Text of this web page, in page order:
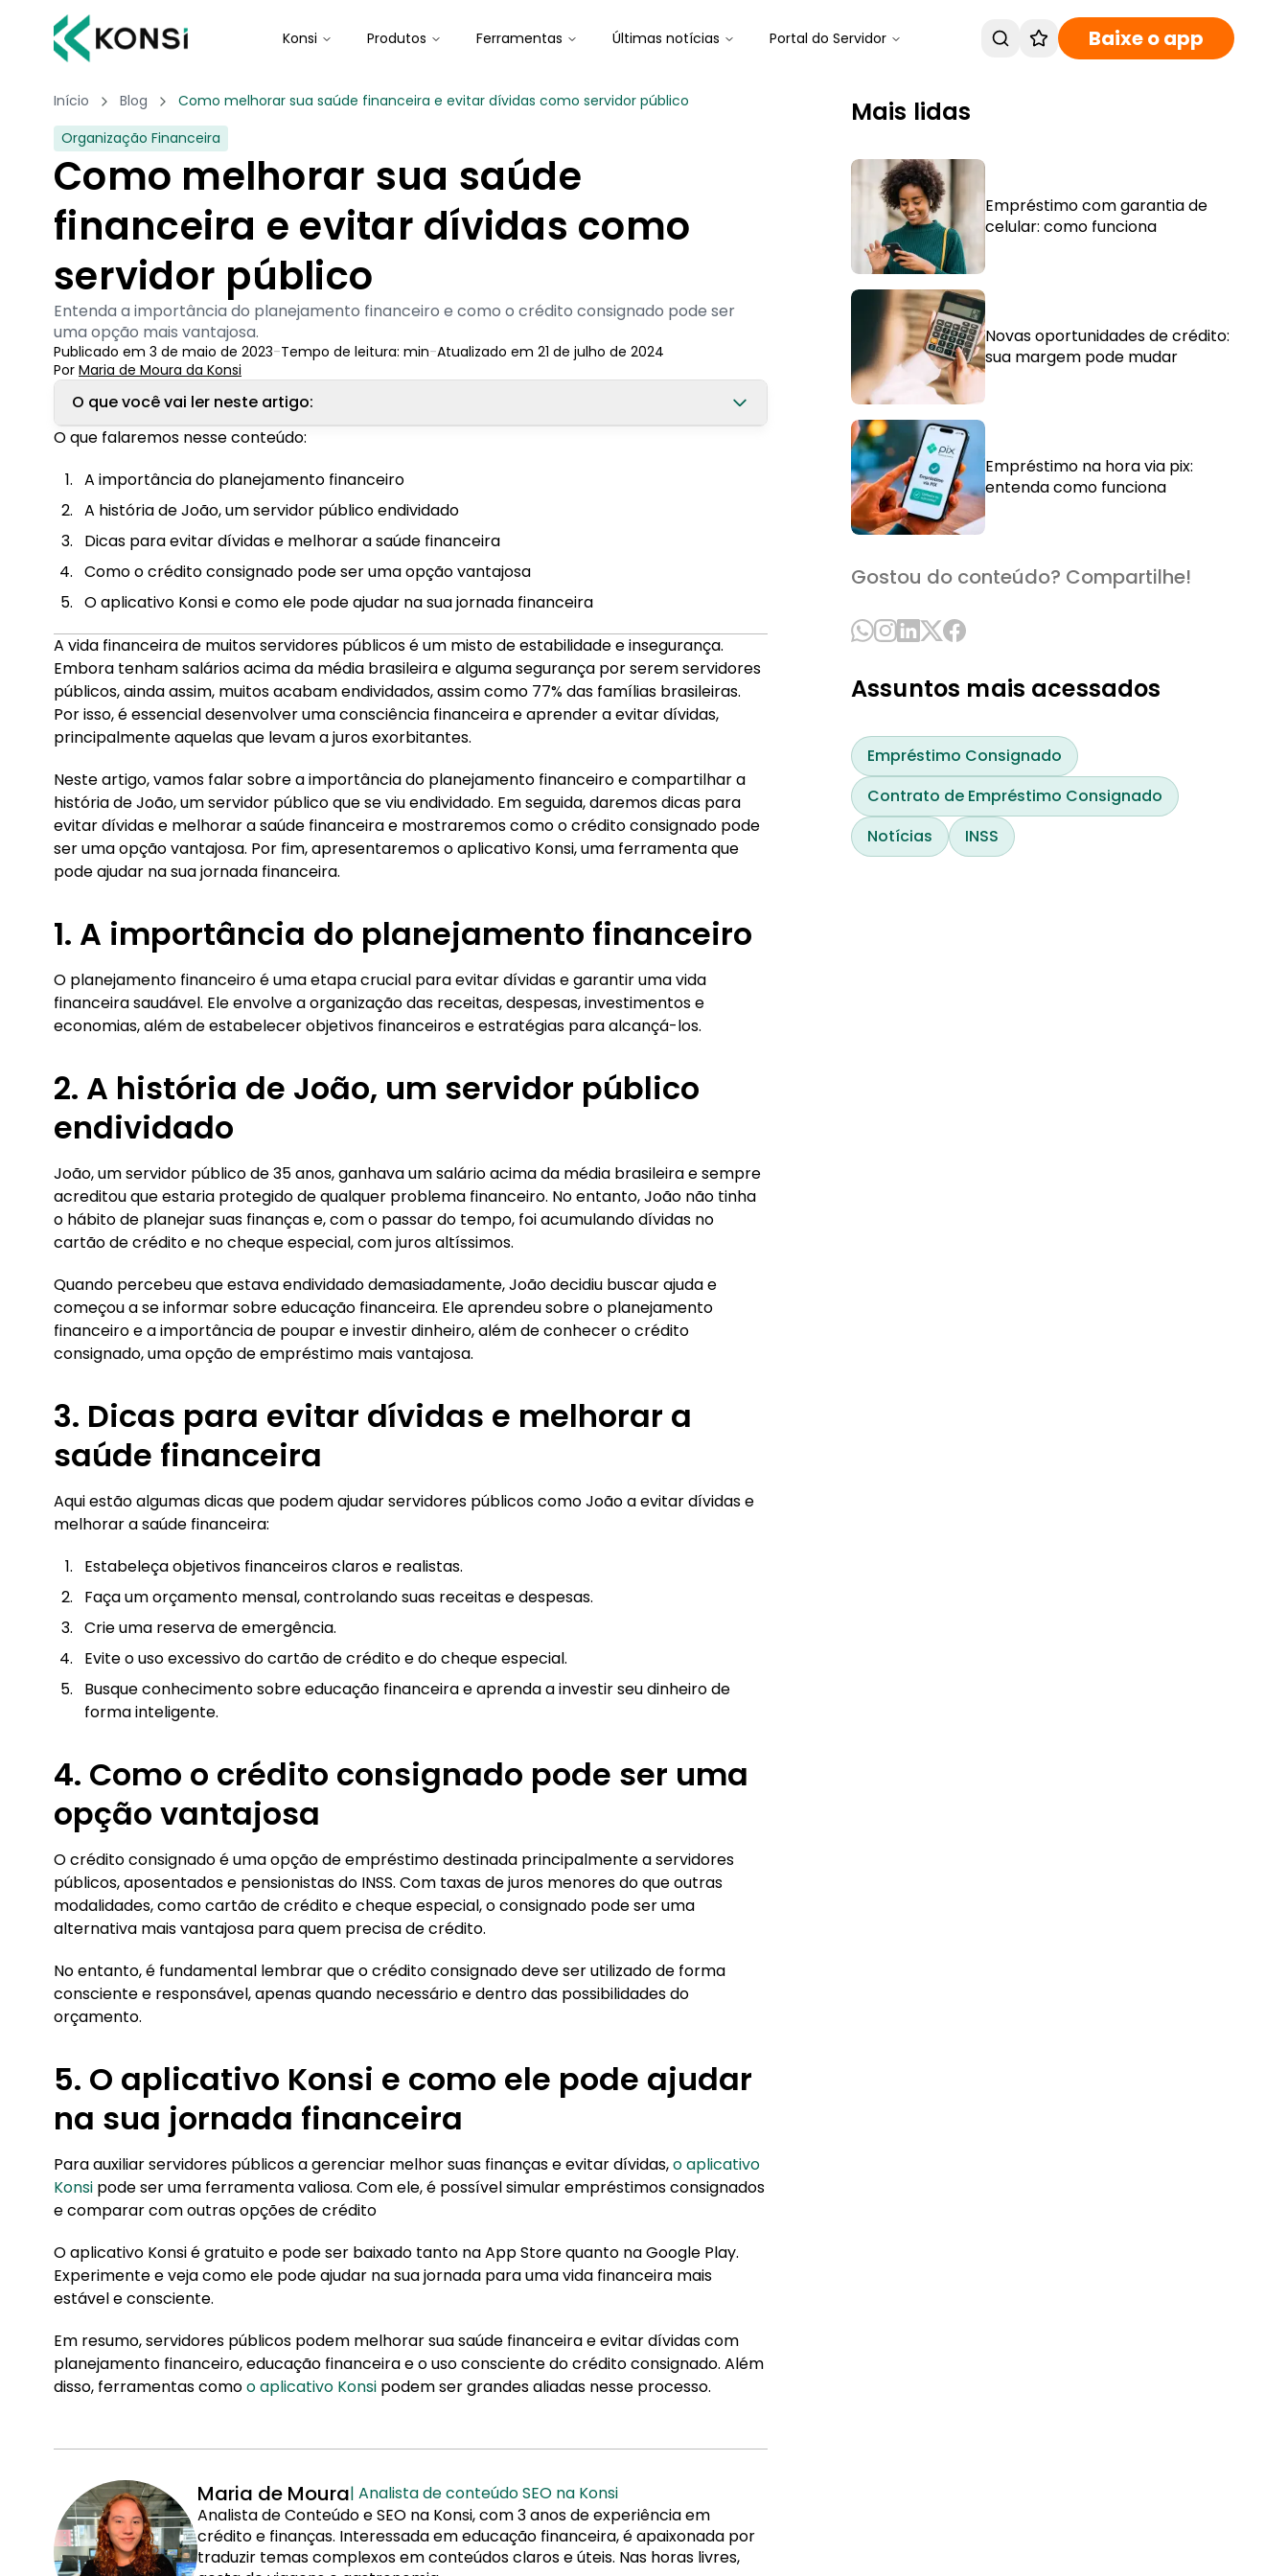
Konsi Produtos Ferramentas Últimas notícias Portal do Servidor Baixe o app
Início Blog
Como melhorar sua saúde financeira e evitar dívidas como servidor público
Organização Financeira
Como melhorar sua saúde
financeira e evitar dívidas como
servidor público
Entenda a importância do planejamento financeiro e como o crédito consignado pode ser
uma opção mais vantajosa.
Publicado em 3 de maio de 2023-Tempo de leitura: min-Atualizado em 21 de julho de 2024
Por Maria de Moura da Konsi
O que você vai ler neste artigo:
1. 1. A importância do planejamento financeiro
2. 2. A história de João, um servidor público endividado
3. 3. Dicas para evitar dívidas e melhorar a saúde financeira
4. 4. Como o crédito consignado pode ser uma opção vantajosa
5. 5. O aplicativo Konsi e como ele pode ajudar na sua jornada financeira
O que falaremos nesse conteúdo:
A importância do planejamento financeiro
A história de João, um servidor público endividado
Dicas para evitar dívidas e melhorar a saúde financeira
Como o crédito consignado pode ser uma opção vantajosa
O aplicativo Konsi e como ele pode ajudar na sua jornada financeira
A vida financeira de muitos servidores públicos é um misto de estabilidade e insegurança.
Embora tenham salários acima da média brasileira e alguma segurança por serem servidores
públicos, ainda assim, muitos acabam endividados, assim como 77% das famílias brasileiras.
Por isso, é essencial desenvolver uma consciência financeira e aprender a evitar dívidas,
principalmente aquelas que levam a juros exorbitantes.
Neste artigo, vamos falar sobre a importância do planejamento financeiro e compartilhar a
história de João, um servidor público que se viu endividado. Em seguida, daremos dicas para
evitar dívidas e melhorar a saúde financeira e mostraremos como o crédito consignado pode
ser uma opção vantajosa. Por fim, apresentaremos o aplicativo Konsi, uma ferramenta que
pode ajudar na sua jornada financeira.
1. A importância do planejamento financeiro
O planejamento financeiro é uma etapa crucial para evitar dívidas e garantir uma vida
financeira saudável. Ele envolve a organização das receitas, despesas, investimentos e
economias, além de estabelecer objetivos financeiros e estratégias para alcançá-los.
2. A história de João, um servidor público
endividado
João, um servidor público de 35 anos, ganhava um salário acima da média brasileira e sempre
acreditou que estaria protegido de qualquer problema financeiro. No entanto, João não tinha
o hábito de planejar suas finanças e, com o passar do tempo, foi acumulando dívidas no
cartão de crédito e no cheque especial, com juros altíssimos.
Quando percebeu que estava endividado demasiadamente, João decidiu buscar ajuda e
começou a se informar sobre educação financeira. Ele aprendeu sobre o planejamento
financeiro e a importância de poupar e investir dinheiro, além de conhecer o crédito
consignado, uma opção de empréstimo mais vantajosa.
3. Dicas para evitar dívidas e melhorar a
saúde financeira
Aqui estão algumas dicas que podem ajudar servidores públicos como João a evitar dívidas e
melhorar a saúde financeira:
Estabeleça objetivos financeiros claros e realistas.
Faça um orçamento mensal, controlando suas receitas e despesas.
Crie uma reserva de emergência.
Evite o uso excessivo do cartão de crédito e do cheque especial.
Busque conhecimento sobre educação financeira e aprenda a investir seu dinheiro de
forma inteligente.
4. Como o crédito consignado pode ser uma
opção vantajosa
O crédito consignado é uma opção de empréstimo destinada principalmente a servidores
públicos, aposentados e pensionistas do INSS. Com taxas de juros menores do que outras
modalidades, como cartão de crédito e cheque especial, o consignado pode ser uma
alternativa mais vantajosa para quem precisa de crédito.
No entanto, é fundamental lembrar que o crédito consignado deve ser utilizado de forma
consciente e responsável, apenas quando necessário e dentro das possibilidades do
orçamento.
5. O aplicativo Konsi e como ele pode ajudar
na sua jornada financeira
Para auxiliar servidores públicos a gerenciar melhor suas finanças e evitar dívidas,o aplicativo
Konsi pode ser uma ferramenta valiosa. Com ele, é possível simular empréstimos consignados
e comparar com outras opções de crédito
O aplicativo Konsi é gratuito e pode ser baixado tanto na App Store quanto na Google Play.
Experimente e veja como ele pode ajudar na sua jornada para uma vida financeira mais
estável e consciente.
Em resumo, servidores públicos podem melhorar sua saúde financeira e evitar dívidas com
planejamento financeiro, educação financeira e o uso consciente do crédito consignado. Além
disso, ferramentas comoo aplicativo Konsi podem ser grandes aliadas nesse processo.
Maria de Moura| Analista de conteúdo SEO na Konsi
Analista de Conteúdo e SEO na Konsi, com 3 anos de experiência em
crédito e finanças. Interessada em educação financeira, é apaixonada por
traduzir temas complexos em conteúdos claros e úteis. Nas horas livres,
Mais lidas
Empréstimo com garantia de
celular: como funciona
Novas oportunidades de crédito:
sua margem pode mudar
Empréstimo na hora via pix:
entenda como funciona
Gostou do conteúdo? Compartilhe!
Assuntos mais acessados
Empréstimo Consignado
Contrato de Empréstimo Consignado
Notícias
INSS